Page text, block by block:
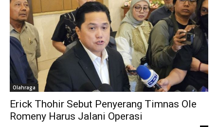
Olahraga
Erick Thohir Sebut Penyerang Timnas Ole
Romeny Harus Jalani Operasi